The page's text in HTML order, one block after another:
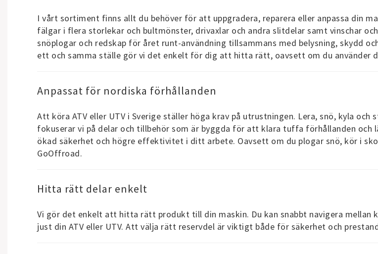
I vårt sortiment finns allt du behöver för att uppgradera, reparera eller anpassa din
fälgar i flera storlekar och bultmönster, drivaxlar och andra slitdelar samt vinschar
snöplogar och redskap för året runt-användning tillsammans med belysning, skydd
ett och samma ställe gör vi det enkelt för dig att hitta rätt, oavsett om du använder
Anpassat för nordiska förhållanden
Att köra ATV eller UTV i Sverige ställer höga krav på utrustningen. Lera, snö, kyla
fokuserar vi på delar och tillbehör som är byggda för att klara tuffa förhållanden och
ökad säkerhet och högre effektivitet i ditt arbete. Oavsett om du plogar snö, kör i
GoOffroad.
Hitta rätt delar enkelt
Vi gör det enkelt att hitta rätt produkt till din maskin. Du kan snabbt navigera
just din ATV eller UTV. Att välja rätt reservdel är viktigt både för säkerhet och